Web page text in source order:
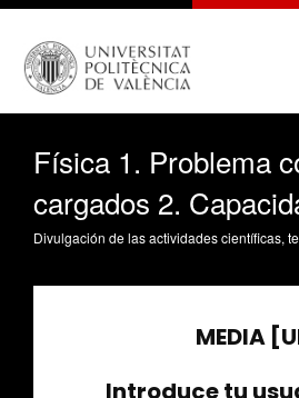
Física 1. Problema
cargados 2.